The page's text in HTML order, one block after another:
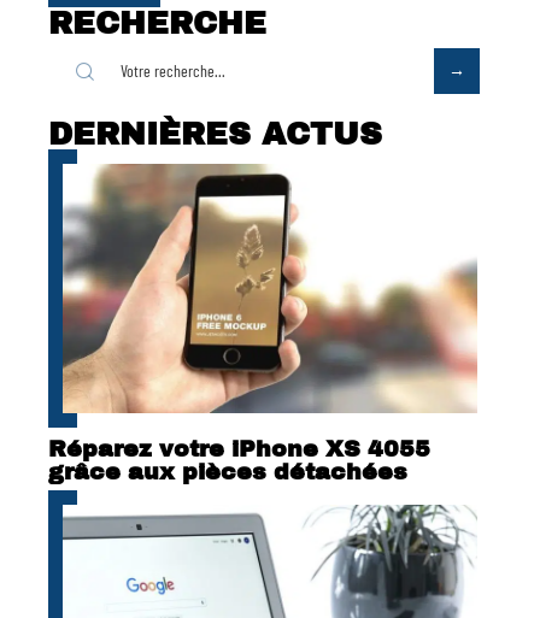
RECHERCHE
DERNIÈRES ACTUS
Réparez votre iPhone XS 4055
grâce aux pièces détachées